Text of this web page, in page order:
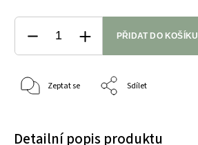
PŘIDAT DO KOŠÍKU
Zeptat se Sdílet
Detailní popis produktu